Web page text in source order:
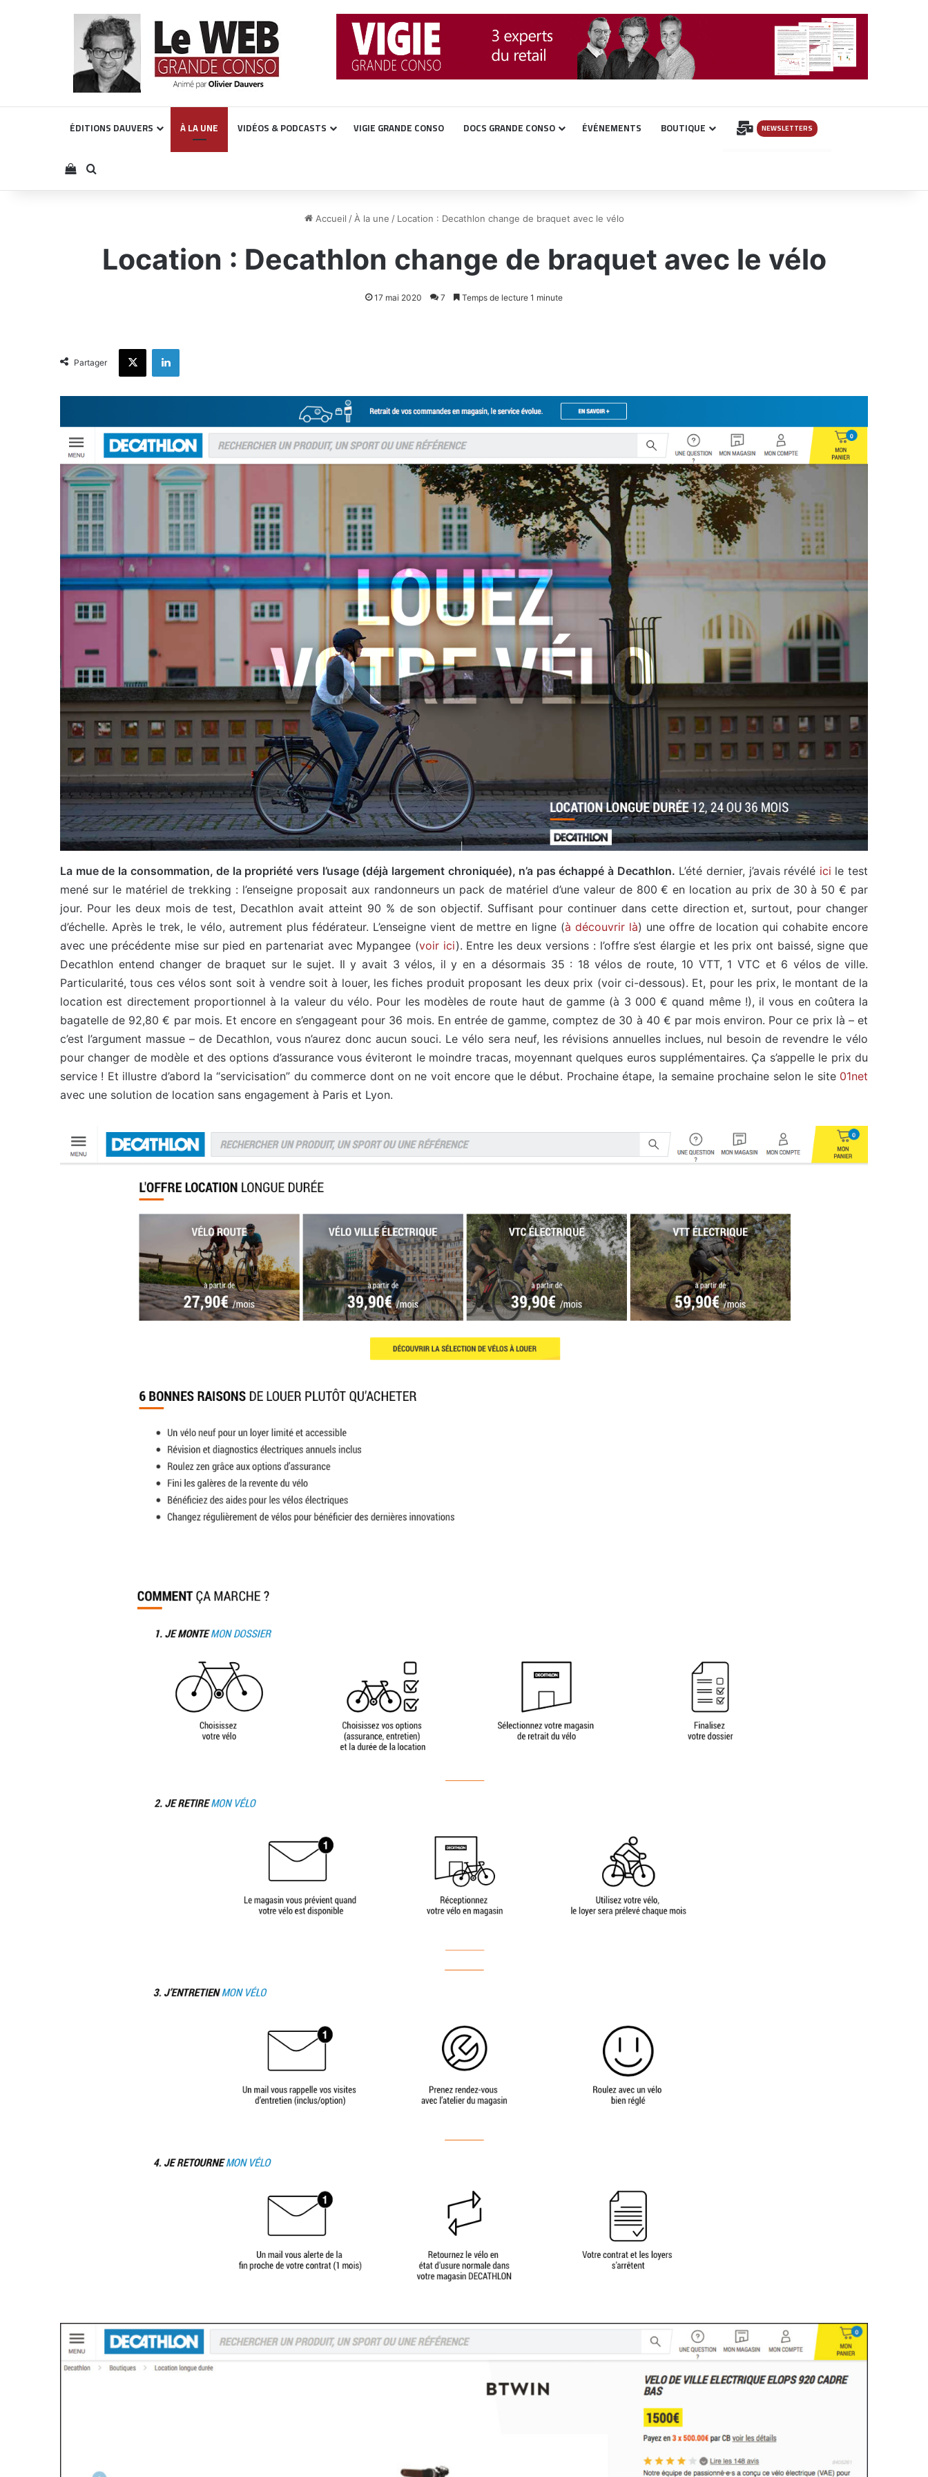
ÉDITIONS DAUVERS À LA UNE VIDÉOS & PODCASTS VIGIE GRANDE CONSO DOCS GRANDE CONSO ÉVÉNEMENTS BOUTIQUE INSCRIPTION
NEWSLETTERS
Voir votre panier
Rechercher
Accueil / À la une / Location : Decathlon change de braquet avec le vélo
Location : Decathlon change de braquet avec le vélo
17 mai 2020 7 Temps de lecture 1 minute
Partager
X Linkedin
La mue de la consommation, de la propriété vers l’usage (déjà largement chroniquée), n’a pas échappé à Decathlon. L’été dernier, j’avais révélé ici le test
mené sur le matériel de trekking : l’enseigne proposait aux randonneurs un pack de matériel d’une valeur de 800 € en location au prix de 30 à 50 € par
jour. Pour les deux mois de test, Decathlon avait atteint 90 % de son objectif. Suffisant pour continuer dans cette direction et, surtout, pour changer
d’échelle. Après le trek, le vélo, autrement plus fédérateur. L’enseigne vient de mettre en ligne (à découvrir là) une offre de location qui cohabite encore
avec une précédente mise sur pied en partenariat avec Mypangee (voir ici). Entre les deux versions : l’offre s’est élargie et les prix ont baissé, signe que
Decathlon entend changer de braquet sur le sujet. Il y avait 3 vélos, il y en a désormais 35 : 18 vélos de route, 10 VTT, 1 VTC et 6 vélos de ville.
Particularité, tous ces vélos sont soit à vendre soit à louer, les fiches produit proposant les deux prix (voir ci-dessous). Et, pour les prix, le montant de la
location est directement proportionnel à la valeur du vélo. Pour les modèles de route haut de gamme (à 3 000 € quand même !), il vous en coûtera la
bagatelle de 92,80 € par mois. Et encore en s’engageant pour 36 mois. En entrée de gamme, comptez de 30 à 40 € par mois environ. Pour ce prix là – et
c’est l’argument massue – de Decathlon, vous n’aurez donc aucun souci. Le vélo sera neuf, les révisions annuelles inclues, nul besoin de revendre le vélo
pour changer de modèle et des options d’assurance vous éviteront le moindre tracas, moyennant quelques euros supplémentaires. Ça s’appelle le prix du
service ! Et illustre d’abord la “servicisation” du commerce dont on ne voit encore que le début. Prochaine étape, la semaine prochaine selon le site 01net
avec une solution de location sans engagement à Paris et Lyon.